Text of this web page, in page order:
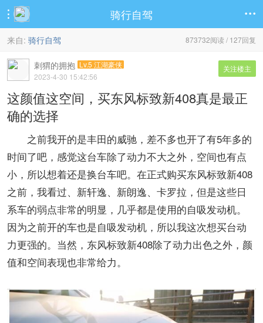
 骑行自驾 
873732阅读 / 127回复
来自: 骑行自驾
关注楼主
刺猬的拥抱 Lv.5 江湖豪侠
2023-4-30 15:42:56
这颜值这空间，买东风标致新408真是最正
确的选择
之前我开的是丰田的威驰，差不多也开了有5年多的
时间了吧，感觉这台车除了动力不大之外，空间也有点
小，所以想着还是换台车吧。在正式购买东风标致新408
之前，我看过、新轩逸、新朗逸、卡罗拉，但是这些日
系车的弱点非常的明显，几乎都是使用的自吸发动机。
因为之前开的车也是自吸发动机，所以我这次想买台动
力更强的。当然，东风标致新408除了动力出色之外，颜
值和空间表现也非常给力。